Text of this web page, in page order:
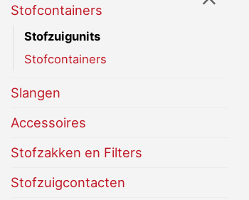
Stofcontainers
Stofzuigunits
Stofcontainers
Slangen
Accessoires
Stofzakken en Filters
Stofzuigcontacten